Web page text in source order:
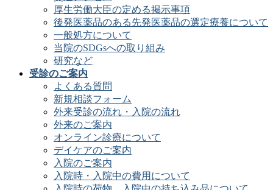
厚生労働大臣の定める掲示事項
後発医薬品のある先発医薬品の選定療養について
一般処方について
当院のSDGsへの取り組み
研究など
受診のご案内
よくある質問
新規相談フォーム
外来受診の流れ・入院の流れ
外来のご案内
オンライン診療について
デイケアのご案内
入院のご案内
入院時・入院中の費用について